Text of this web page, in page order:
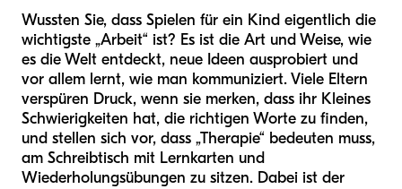
Wussten Sie, dass Spielen für ein Kind eigentlich die
wichtigste „Arbeit“ ist? Es ist die Art und Weise, wie
es die Welt entdeckt, neue Ideen ausprobiert und
vor allem lernt, wie man kommuniziert. Viele Eltern
verspüren Druck, wenn sie merken, dass ihr Kleines
Schwierigkeiten hat, die richtigen Worte zu finden,
und stellen sich vor, dass „Therapie“ bedeuten muss,
am Schreibtisch mit Lernkarten und
Wiederholungsübungen zu sitzen. Dabei ist der